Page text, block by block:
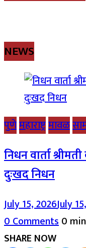
NEWS
पुणेमहाराष्ट्रमावळ
निधन वार्ता
दुःखद निधन
July 15, 2026July
0 Comments0
SHARE NOW